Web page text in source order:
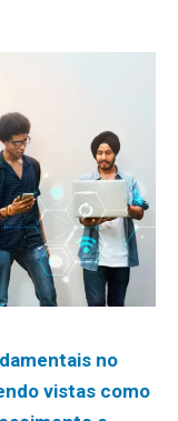
no
vistas como